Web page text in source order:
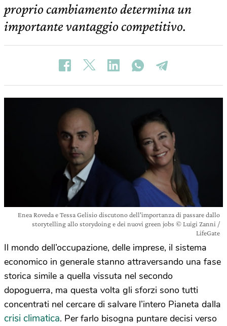
proprio cambiamento determina un
importante vantaggio competitivo.
Enea Roveda e Tessa Gelisio discutono dell'importanza di passare dallo
storytelling allo storydoing e dei nuovi green jobs © Luigi Zanni /
LifeGate
Il mondo dell’occupazione, delle imprese, il sistema
economico in generale stanno attraversando una fase
storica simile a quella vissuta nel secondo
dopoguerra, ma questa volta gli sforzi sono tutti
concentrati nel cercare di salvare l’intero Pianeta dalla
crisi climatica. Per farlo bisogna puntare decisi verso